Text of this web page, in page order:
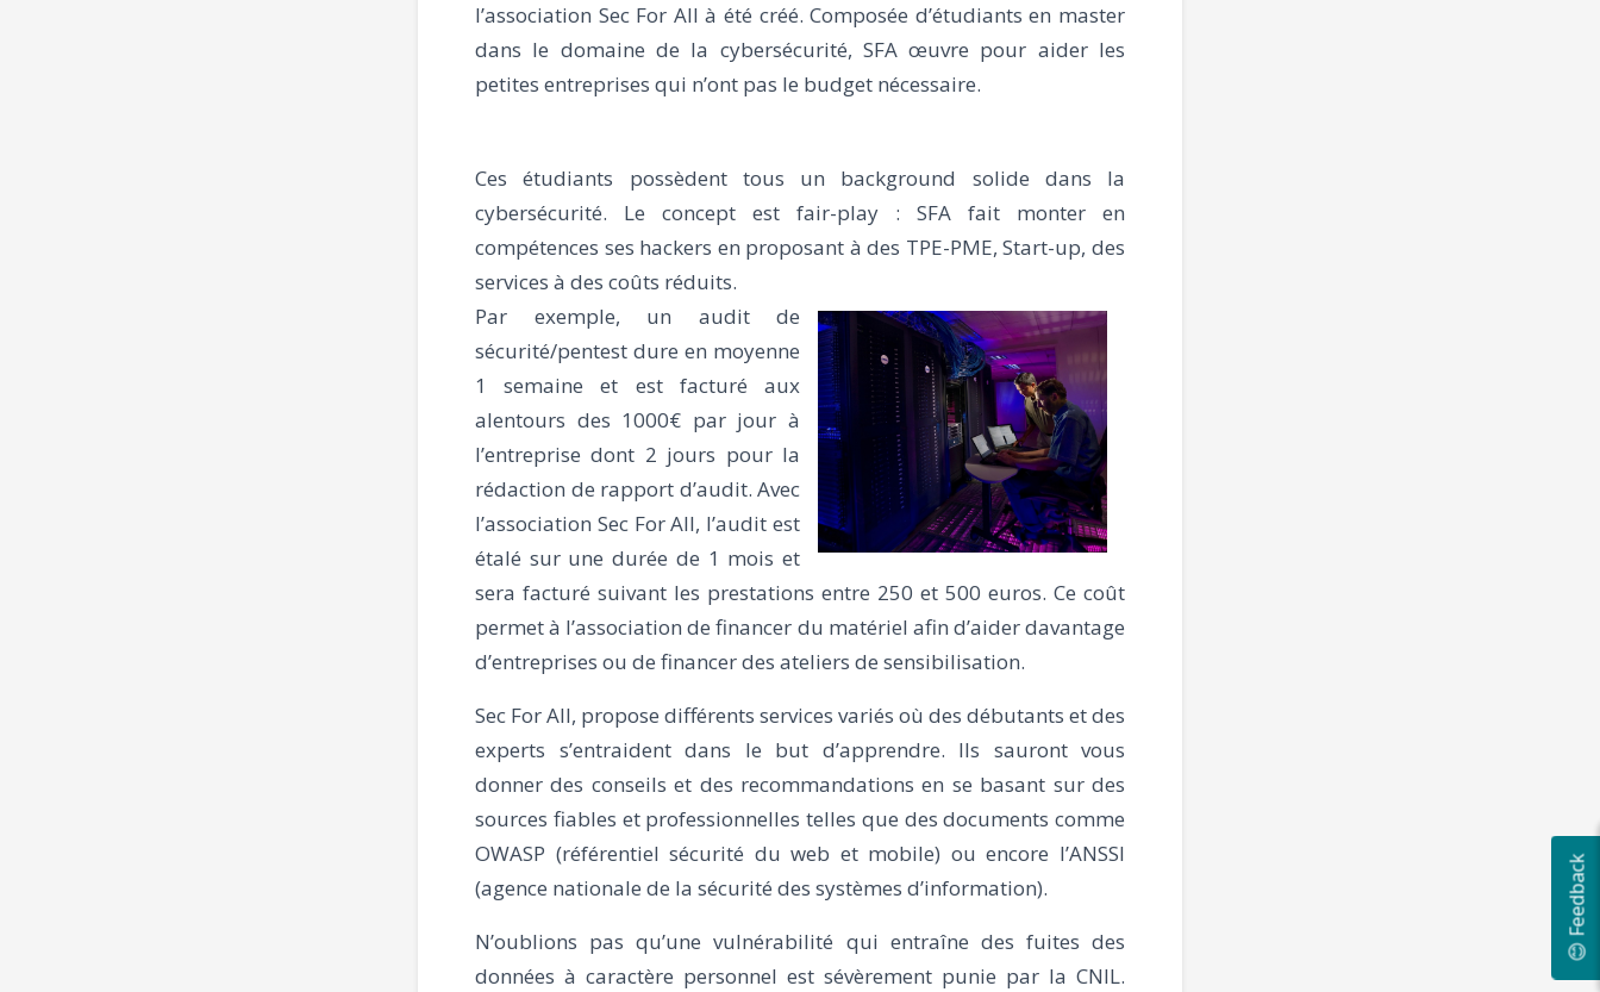
l’association Sec For All à été créé. Composée d’étudiants en master
dans le domaine de la cybersécurité, SFA œuvre pour aider les
petites entreprises qui n’ont pas le budget nécessaire.
Ces étudiants possèdent tous un background solide dans la
cybersécurité. Le concept est fair-play : SFA fait monter en
compétences ses hackers en proposant à des TPE-PME, Start-up, des
services à des coûts réduits.
Par exemple, un audit de
sécurité/pentest dure en moyenne
1 semaine et est facturé aux
alentours des 1000€ par jour à
l’entreprise dont 2 jours pour la
rédaction de rapport d’audit. Avec
l’association Sec For All, l’audit est
étalé sur une durée de 1 mois et
sera facturé suivant les prestations entre 250 et 500 euros. Ce coût
permet à l’association de financer du matériel afin d’aider davantage
d’entreprises ou de financer des ateliers de sensibilisation.
Sec For All, propose différents services variés où des débutants et des
experts s’entraident dans le but d’apprendre. Ils sauront vous
donner des conseils et des recommandations en se basant sur des
sources fiables et professionnelles telles que des documents comme
OWASP (référentiel sécurité du web et mobile) ou encore l’ANSSI
(agence nationale de la sécurité des systèmes d’information).
N’oublions pas qu’une vulnérabilité qui entraîne des fuites des
données à caractère personnel est sévèrement punie par la CNIL.
😊 Feedback